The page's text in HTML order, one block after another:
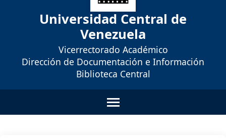
Universidad Central de
Venezuela
Vicerrectorado Académico
Dirección de Documentación e Información
Biblioteca Central